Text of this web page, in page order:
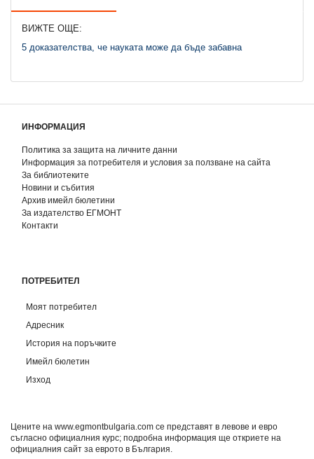
ВИЖТЕ ОЩЕ:
5 доказателства, че науката може да бъде забавна
ИНФОРМАЦИЯ
Политика за защита на личните данни
Информация за потребителя и условия за ползване на сайта
За библиотеките
Новини и събития
Архив имейл бюлетини
За издателство ЕГМОНТ
Контакти
ПОТРЕБИТЕЛ
Моят потребител
Адресник
История на поръчките
Имейл бюлетин
Изход
Цените на www.egmontbulgaria.com се представят в левове и евро
съгласно официалния курс; подробна информация ще откриете на
официалния сайт за еврото в България